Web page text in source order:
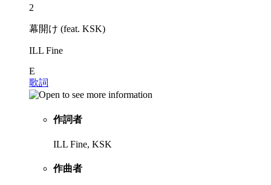
2
幕開け (feat. KSK)
ILL Fine
E
歌詞
作詞者
ILL Fine, KSK
作曲者